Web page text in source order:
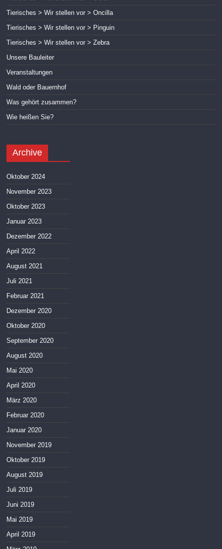
Tierisches > Wir stellen vor > Oncilla
Tierisches > Wir stellen vor > Pinguin
Tierisches > Wir stellen vor > Zebra
Unsere Bauleiter
Veranstaltungen
Wald oder Bauernhof
Was gehört zusammen?
Wie heißen Sie?
Archive
Oktober 2024
November 2023
Oktober 2023
Januar 2023
Dezember 2022
April 2022
August 2021
Juli 2021
Februar 2021
Dezember 2020
Oktober 2020
September 2020
August 2020
Mai 2020
April 2020
März 2020
Februar 2020
Januar 2020
November 2019
Oktober 2019
August 2019
Juli 2019
Juni 2019
Mai 2019
April 2019